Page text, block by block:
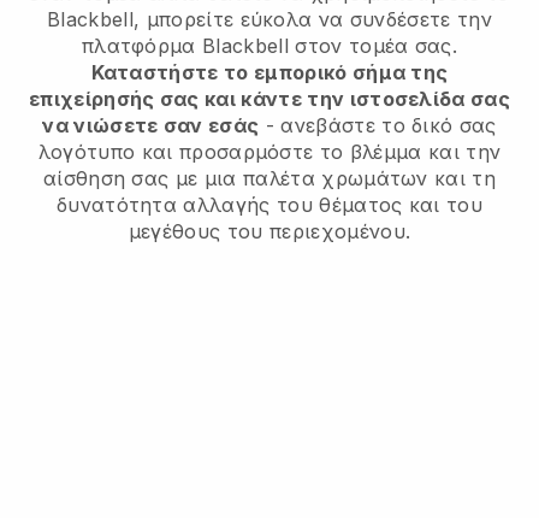
Blackbell, μπορείτε εύκολα να συνδέσετε την
πλατφόρμα Blackbell στον τομέα σας.
Καταστήστε το εμπορικό σήμα της
επιχείρησής σας και κάντε την ιστοσελίδα σας
να νιώσετε σαν εσάς - ανεβάστε το δικό σας
λογότυπο και προσαρμόστε το βλέμμα και την
αίσθηση σας με μια παλέτα χρωμάτων και τη
δυνατότητα αλλαγής του θέματος και του
μεγέθους του περιεχομένου.